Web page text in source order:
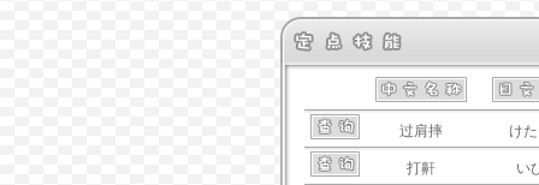
过肩摔 け
打鼾 い